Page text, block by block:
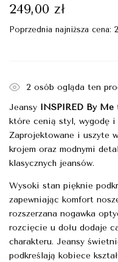
249,00 zł
Poprzednia najniższa cena:
2 osób ogląda ten
Jeansy INSPIRED By Me
które cenią styl, wygodę i
Zaprojektowane i uszyte
krojem oraz modnymi
klasycznych jeansów.
Wysoki stan pięknie
zapewniając komfort
rozszerzana nogawka
rozcięcie u dołu dodaje
charakteru. Jeansy
podkreślają kobiece